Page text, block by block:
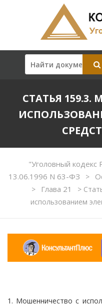
СТАТЬЯ
"Уголовный кодекс
13.06.1996 N 63-ФЗ
>
> Глава 21 >
использованием
1. Мошенничество с